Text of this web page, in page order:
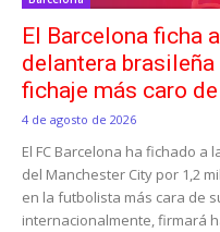
El Barcelona ficha
delantera
fichaje más caro
4 de agosto de 2026
El FC Barcelona ha fichado
del Manchester City por 1,2
en la futbolista más cara de
internacionalmente, firmará